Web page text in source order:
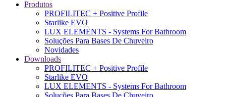
Produtos
PROFILITEC + Positive Profile
Starlike EVO
LUX ELEMENTS - Systems For Bathroom
Soluções Para Bases De Chuveiro
Novidades
Downloads
PROFILITEC + Positive Profile
Starlike EVO
LUX ELEMENTS - Systems For Bathroom